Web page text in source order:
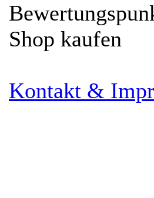
Shop kaufen
Kontakt &